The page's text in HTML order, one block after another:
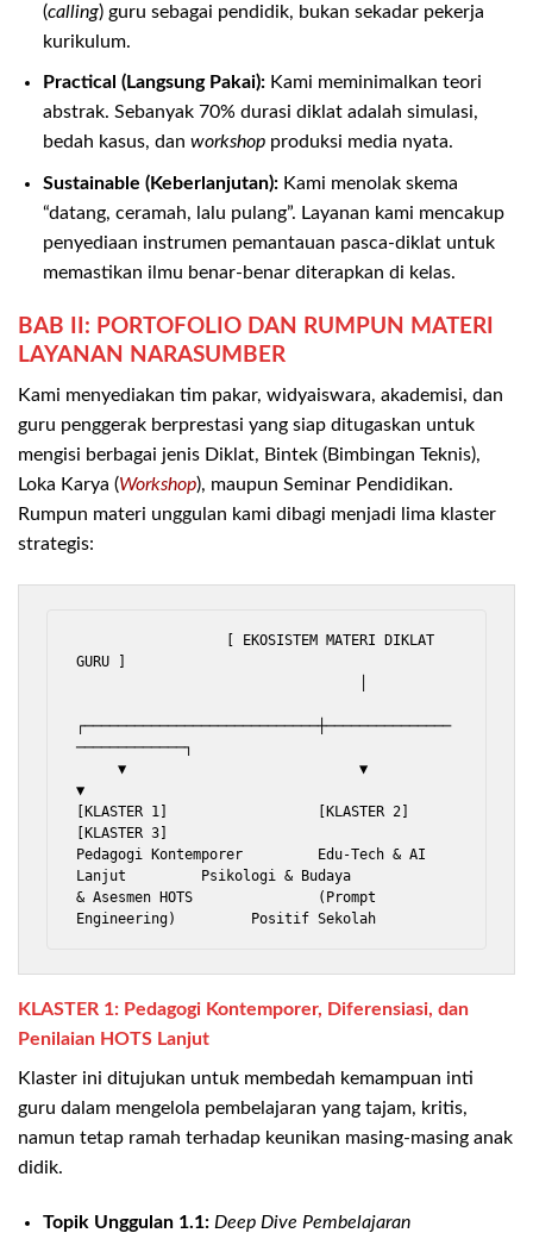
(calling) guru sebagai pendidik, bukan sekadar pekerja
kurikulum.
Practical (Langsung Pakai):Kami meminimalkan teori
abstrak. Sebanyak 70% durasi diklat adalah simulasi,
bedah kasus, dan workshopproduksi media nyata.
Sustainable (Keberlanjutan):Kami menolak skema
“datang, ceramah, lalu pulang”. Layanan kami mencakup
penyediaan instrumen pemantauan pasca-diklat untuk
memastikan ilmu benar-benar diterapkan di kelas.
BAB II: PORTOFOLIO DAN RUMPUN MATERI
LAYANAN NARASUMBER
Kami menyediakan tim pakar, widyaiswara, akademisi, dan
guru penggerak berprestasi yang siap ditugaskan untuk
mengisi berbagai jenis Diklat, Bintek (Bimbingan Teknis),
Loka Karya (Workshop), maupun Seminar Pendidikan.
Rumpun materi unggulan kami dibagi menjadi lima klaster
strategis:
GURU ]
┌────────────────────────────┼───────────────
─────────────┐
     ▼                            ▼
▼
[KLASTER 1]                  [KLASTER 2]
[KLASTER 3]
Pedagogi Kontemporer         Edu-Tech & AI
Lanjut         Psikologi & Budaya
& Asesmen HOTS               (Prompt
KLASTER 1: Pedagogi Kontemporer, Diferensiasi, dan
Penilaian HOTS Lanjut
Klaster ini ditujukan untuk membedah kemampuan inti
guru dalam mengelola pembelajaran yang tajam, kritis,
namun tetap ramah terhadap keunikan masing-masing anak
didik.
Topik Unggulan 1.1: Deep Dive Pembelajaran